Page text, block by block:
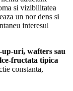
si vizibilitatea
un nor dens si
interesul
uri, wafters sau
fructata tipica
constanta,